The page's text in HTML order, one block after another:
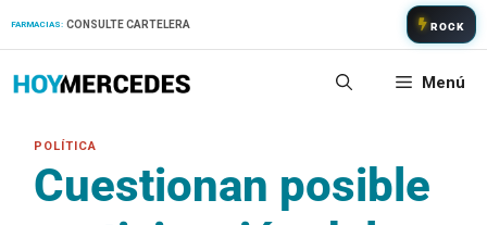
FARMACIAS: CONSULTE CARTELERA ROCK
Menú
Cuestionan posible